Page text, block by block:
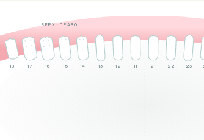
18 17 16 15 14 13 12 11 21 22 23
ВЕРХ · ПРАВО